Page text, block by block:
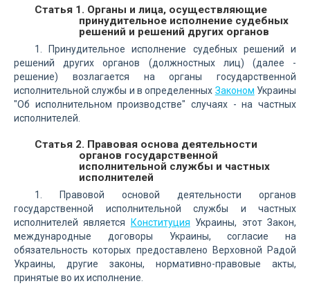
Статья 1. Органы и лица, осуществляющие
принудительное исполнение судебных
решений и решений других органов
1. Принудительное исполнение судебных решений и
решений других органов (должностных лиц) (далее -
решение) возлагается на органы государственной
исполнительной службы и в определенных Законом Украины
"Об исполнительном производстве" случаях - на частных
исполнителей.
Статья 2. Правовая основа деятельности
органов государственной
исполнительной службы и частных
исполнителей
1. Правовой основой деятельности органов
государственной исполнительной службы и частных
исполнителей является
Конституция Украины, этот Закон,
международные договоры Украины, согласие на
обязательность которых предоставлено Верховной Радой
Украины, другие законы, нормативно-правовые акты,
принятые во их исполнение.